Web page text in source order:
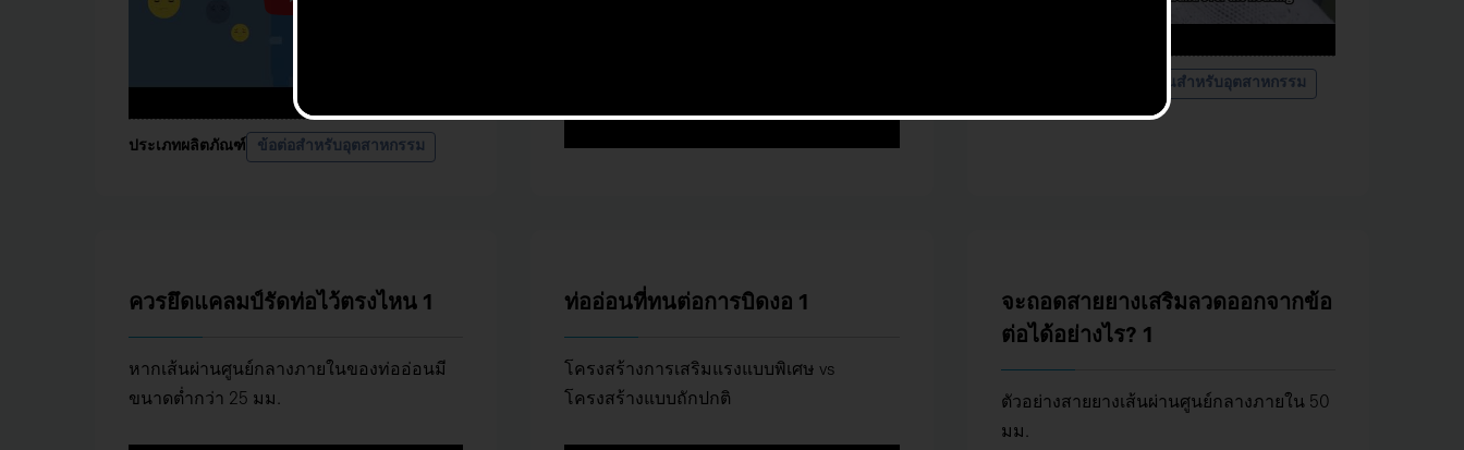
ประเภทผลิตภัณฑ์ ข้อต่อสำหรับอุตสาหกรรม
ท่ออ่อนสำหรับอุตสาหกรรม
ควรยึดแคลมป์รัดท่อไว้ตรงไหน 1
หากเส้นผ่านศูนย์กลางภายในของท่ออ่อนมี
ขนาดต่ำกว่า 25 มม.
ท่ออ่อนที่ทนต่อการบิดงอ 1
โครงสร้างการเสริมแรงแบบพิเศษ vs
โครงสร้างแบบถักปกติ
จะถอดสายยางเสริมลวดออกจากข้อ
ต่อได้อย่างไร? 1
ตัวอย่างสายยางเส้นผ่านศูนย์กลางภายใน 50
มม.